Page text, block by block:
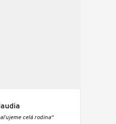
celá rodina“